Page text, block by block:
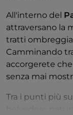
All'interno del
attraversano la
tratti
Camminando
accorgerete
senza mai
Tra i punti più